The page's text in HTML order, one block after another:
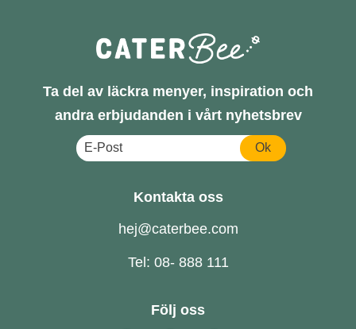
Ta del av läckra menyer, inspiration och
andra erbjudanden i vårt nyhetsbrev
Ok
Kontakta oss
hej@caterbee.com
Tel: 08- 888 111
Följ oss